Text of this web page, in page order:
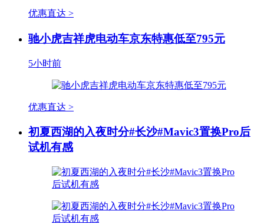
优惠直达 >
驰小虎吉祥虎电动车京东特惠低至795元
5小时前
优惠直达 >
初夏西湖的入夜时分#长沙#Mavic3置换Pro后
试机有感